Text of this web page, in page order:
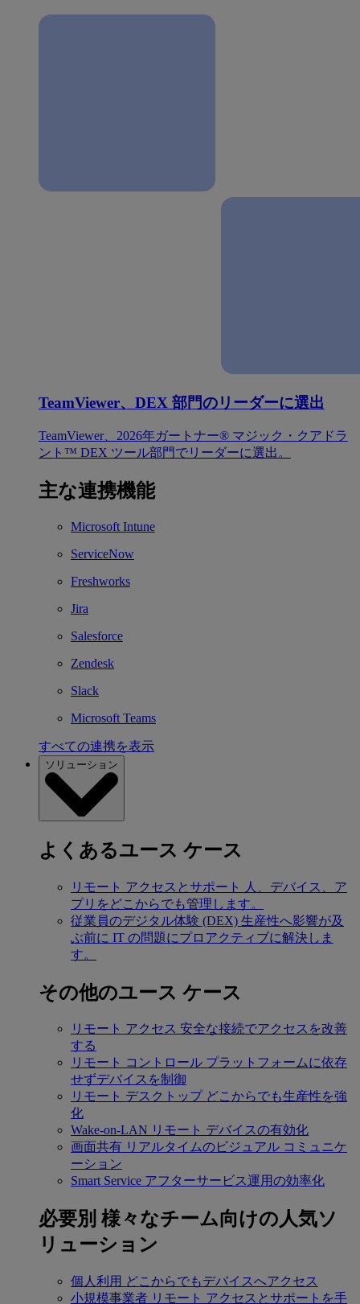
TeamViewer、DEX 部門のリーダーに選出
TeamViewer、2026年ガートナー® マジック・クアドラ
ント™ DEX ツール部門でリーダーに選出。
主な連携機能
Microsoft Intune
ServiceNow
Freshworks
Jira
Salesforce
Zendesk
Slack
Microsoft Teams
すべての連携を表示
ソリューション
よくあるユース ケース
リモート アクセスとサポート
人、デバイス、ア
プリをどこからでも管理します。
従業員のデジタル体験 (DEX) 生産性へ影響が及
ぶ前に IT の問題にプロアクティブに解決しま
す。
その他のユース ケース
リモート アクセス 安全な接続でアクセスを改善
する
リモート コントロール プラットフォームに依存
せずデバイスを制御
リモート デスクトップ どこからでも生産性を強
化
Wake-on-LAN リモート デバイスの有効化
画面共有 リアルタイムのビジュアル コミュニケ
ーション
Smart Service アフターサービス運用の効率化
必要別 様々なチーム向けの人気ソ
リューション
個人利用 どこからでもデバイスへアクセス
小規模事業者 リモート アクセスとサポートを手